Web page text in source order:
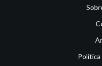
Política